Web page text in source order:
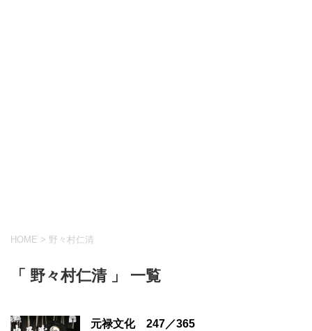
HOME > 野々村仁清
「 野々村仁清 」 一覧
元禄文化 247／365